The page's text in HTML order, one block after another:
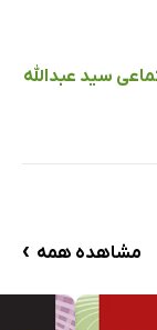
آزادی
سید عبدالله
مشاهده همه ›